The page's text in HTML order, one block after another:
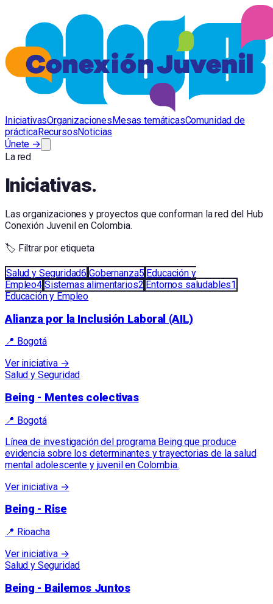
IniciativasOrganizacionesMesas temáticasComunidad de
prácticaRecursosNoticias
Únete →
La red
Iniciativas.
Las organizaciones y proyectos que conforman la red del Hub
Conexión Juvenil en Colombia.
🏷️ Filtrar por etiqueta
Salud y Seguridad6 Gobernanza5 Educación y
Empleo4 Sistemas alimentarios2 Entornos saludables1
Educación y Empleo
Alianza por la Inclusión Laboral (AIL)
📍 Bogotá
Ver iniciativa →
Salud y Seguridad
Being - Mentes colectivas
📍 Bogotá
Línea de investigación del programa Being que produce
evidencia sobre los determinantes y trayectorias de la salud
mental adolescente y juvenil en Colombia.
Ver iniciativa →
Being - Rise
📍 Rioacha
Ver iniciativa →
Salud y Seguridad
Being - Bailemos Juntos